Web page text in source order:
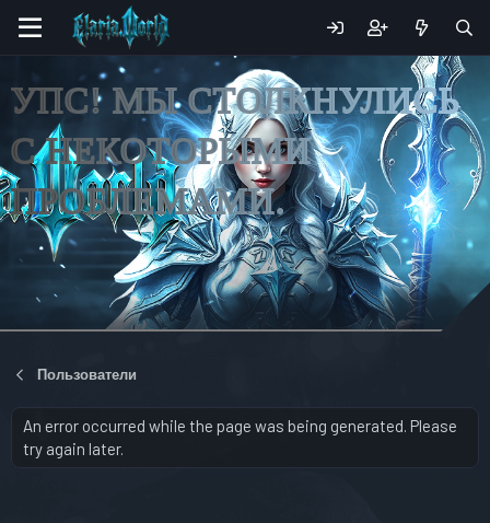
УПС! МЫ СТОЛКНУЛИСЬ
С НЕКОТОРЫМИ
ПРОБЛЕМАМИ.
Пользователи
An error occurred while the page was being generated. Please
try again later.